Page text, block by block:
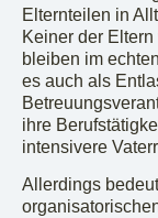
Elternteilen in
Keiner der
bleiben im
es auch als
ihre
intensivere
Allerdings